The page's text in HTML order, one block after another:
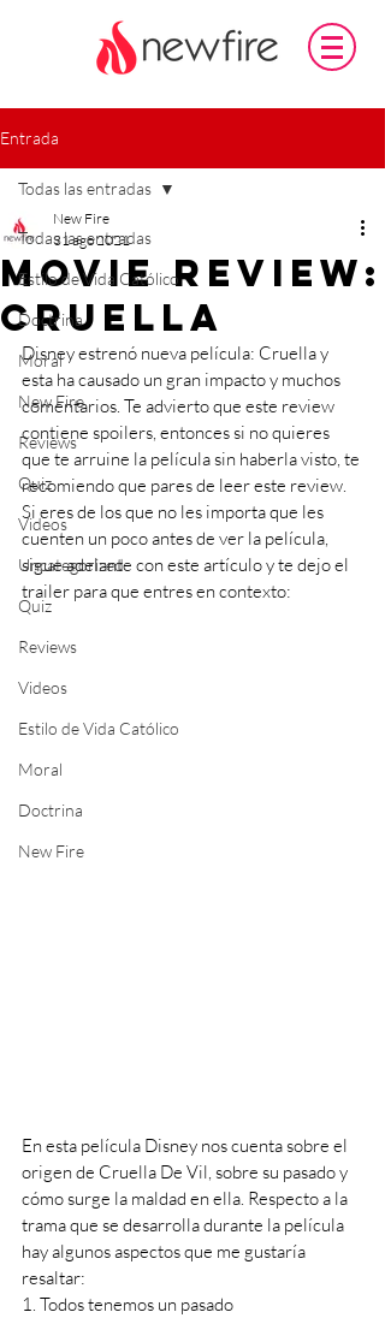
Entrada
Todas las entradas
Estilo de Vida Católico
Doctrina
Moral
New Fire
Reviews
Quiz
Videos
Uncategorized
Quiz
Reviews
Videos
Estilo de Vida Católico
Moral
Doctrina
New Fire
Todas las entradas
Movie Review:
Cruella
New Fire
31 ago 2021
Disney estrenó nueva película: Cruella y
esta ha causado un gran impacto y muchos
comentarios. Te advierto que este review
contiene spoilers, entonces si no quieres
que te arruine la película sin haberla visto, te
recomiendo que pares de leer este review.
Si eres de los que no les importa que les
cuenten un poco antes de ver la película,
sigue adelante con este artículo y te dejo el
trailer para que entres en contexto:
En esta película Disney nos cuenta sobre el
origen de Cruella De Vil, sobre su pasado y
cómo surge la maldad en ella. Respecto a la
trama que se desarrolla durante la película
hay algunos aspectos que me gustaría
resaltar:
1. Todos tenemos un pasado